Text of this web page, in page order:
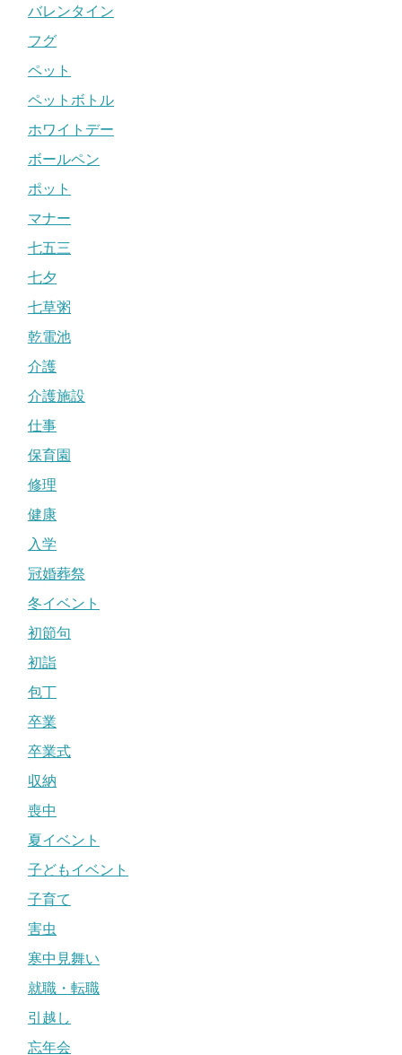
バレンタイン
フグ
ペット
ペットボトル
ホワイトデー
ボールペン
ポット
マナー
七五三
七夕
七草粥
乾電池
介護
介護施設
仕事
保育園
修理
健康
入学
冠婚葬祭
冬イベント
初節句
初詣
包丁
卒業
卒業式
収納
喪中
夏イベント
子どもイベント
子育て
害虫
寒中見舞い
就職・転職
引越し
忘年会